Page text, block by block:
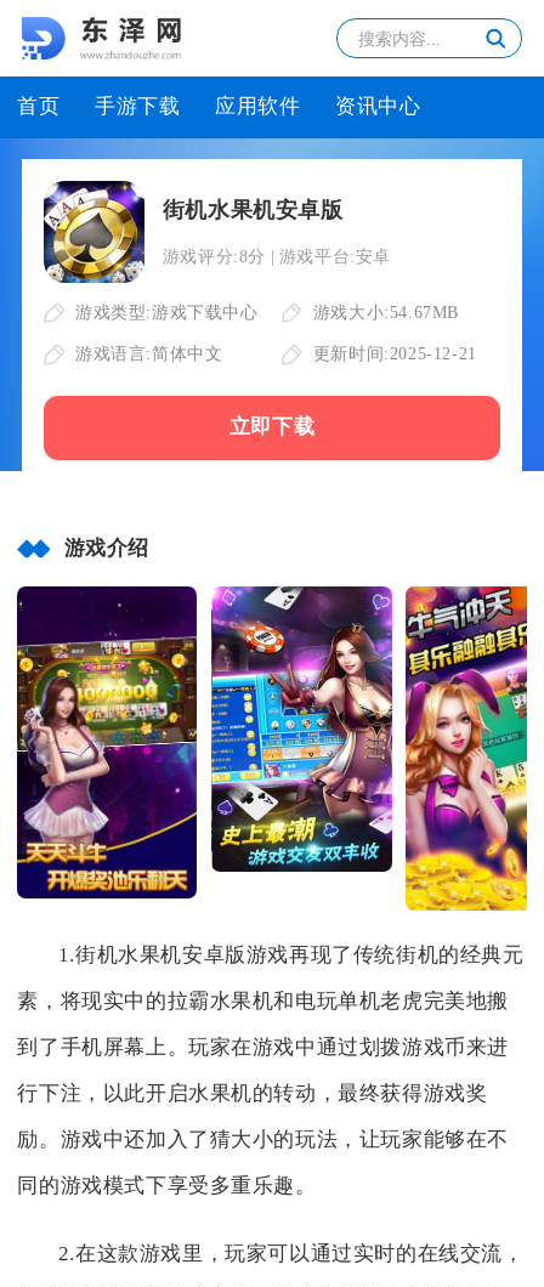
首页 手游下载 应用软件 资讯中心
街机水果机安卓版
游戏评分:8分 游戏平台:安卓
游戏类型:游戏下载中心 游戏大小:54.67MB
游戏语言:简体中文 更新时间:2025-12-21
立即下载
游戏介绍
1.街机水果机安卓版游戏再现了传统街机的经典元
素，将现实中的拉霸水果机和电玩单机老虎完美地搬
到了手机屏幕上。玩家在游戏中通过划拨游戏币来进
行下注，以此开启水果机的转动，最终获得游戏奖
励。游戏中还加入了猜大小的玩法，让玩家能够在不
同的游戏模式下享受多重乐趣。
2.在这款游戏里，玩家可以通过实时的在线交流，